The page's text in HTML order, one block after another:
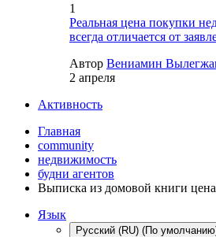
1
Реальная цена покупки
всегда отличается от
Автор Вениамин
2 апреля
Активность
Главная
community
недвижимость
будни агентов
Выписка из домовой книги цена
Язык
Русский (RU) (По